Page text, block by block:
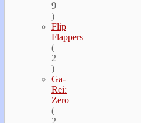
9
)
Flip
Flappers
(
2
)
Ga-
Rei:
Zero
(
2